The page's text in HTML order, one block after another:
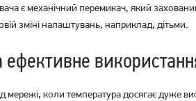
є механічний перемикач, який
зміні налаштувань, наприклад, дітьми.
ефективне
мережі, коли температура досягає